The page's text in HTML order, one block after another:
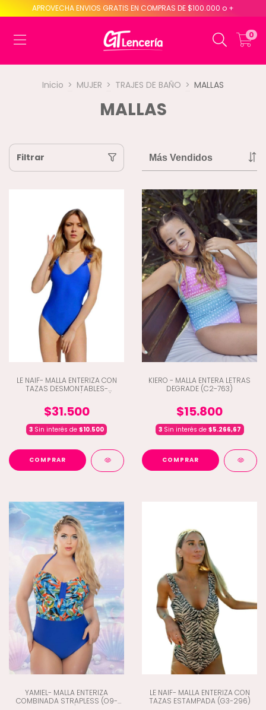
APROVECHA ENVIOS GRATIS EN COMPRAS DE $100.000 o +
0
Inicio > MUJER > TRAJES DE BAÑO > MALLAS
MALLAS
Filtrar
LE NAIF- MALLA ENTERIZA CON
TAZAS DESMONTABLES-
$31.500
3 Sin interés de $10.500
COMPRAR
KIERO - MALLA ENTERA LETRAS
DEGRADE (C2-763)
$15.800
3Sin interés de $5.266,67
COMPRAR
YAMIEL- MALLA ENTERIZA
COMBINADA STRAPLESS (O9-
LE NAIF- MALLA ENTERIZA CON
TAZAS ESTAMPADA (G3-296)